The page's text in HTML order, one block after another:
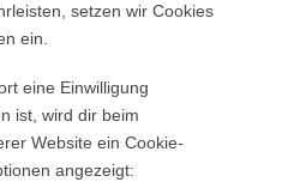
setzen wir Cookies
ein.
eine Einwilligung
ist, wird dir beim
Website ein Cookie-
angezeigt: